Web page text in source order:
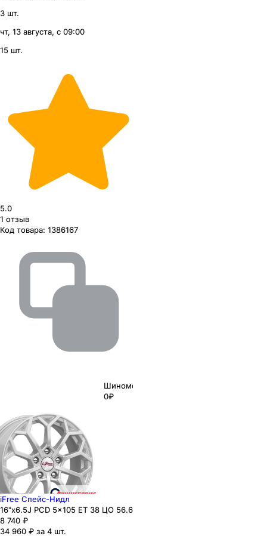
3 шт.
чт, 13 августа, с 09:00
15 шт.
5.0
1 отзыв
Код товара: 1386167
Шиномонтаж
0₽
iFree Спейс-Нидл
16"x6.5J PCD 5x105 ЕТ 38 ЦО 56.6
8 740 ₽
34 960 ₽ за 4 шт.